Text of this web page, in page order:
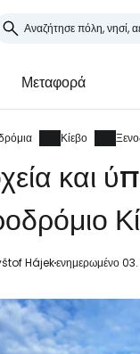
Μεταφορά
Κίεβο
και
Hájekενημερωμένο
στο
ταξιδιωτική
Συνεχίστε με την
με το
Συνεχίστε με email